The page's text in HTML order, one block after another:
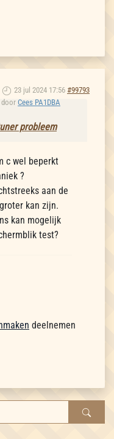
23 jul 2024 17:56 #99793
door Cees PA1DBA
probleem
c wel beperkt
?
aan de
kan zijn.
kan mogelijk
test?
deelnemen